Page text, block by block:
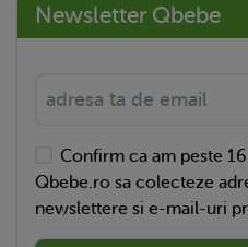
Newsletter Qbebe
Confirm ca am peste
Qbebe.ro sa colecteze
newslettere si e-mail-uri